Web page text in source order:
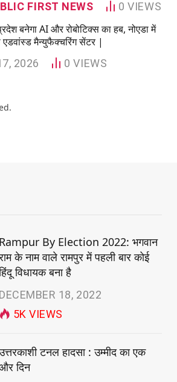
FIRST NEWS 0VIEWS
बनेगा AI और रोबोटिक्स का हब, नोएडा में
मैन्युफैक्चरिंग सेंटर |
2026 0VIEWS
Rampur By Election 2022: भगवान
के नाम वाले रामपुर में पहली बार कोई
विधायक बना है
DECEMBER 18, 2022
5KVIEWS
टनल हादसा : उम्मीद का एक
दिन